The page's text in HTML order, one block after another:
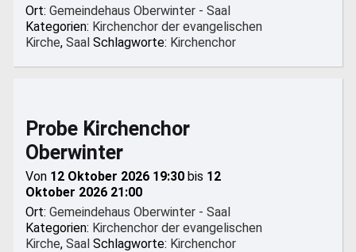
Ort:Gemeindehaus Oberwinter - Saal
Kategorien: Kirchenchor der evangelischen
Kirche,Saal Schlagworte: Kirchenchor
Probe Kirchenchor
Oberwinter
Von 12 Oktober 2026 19:30 bis 12
Oktober 2026 21:00
Ort:Gemeindehaus Oberwinter - Saal
Kategorien: Kirchenchor der evangelischen
Kirche,Saal Schlagworte: Kirchenchor